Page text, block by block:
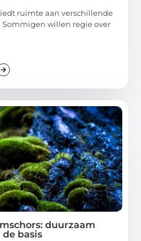
ruimte aan verschillende
Sommigen willen regie over
duurzaam
basis